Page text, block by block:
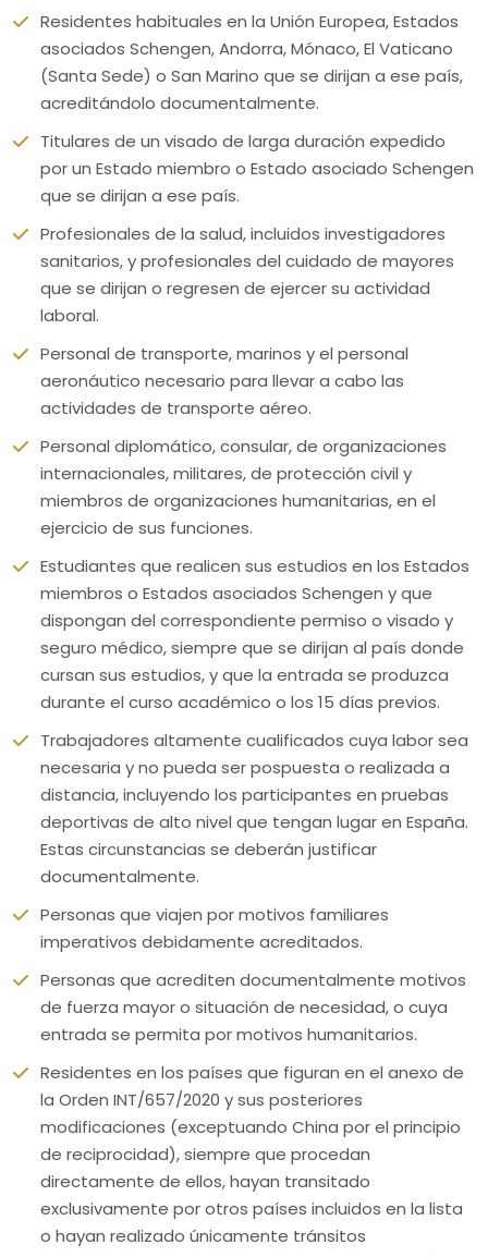
Residentes habituales en la Unión Europea, Estados
asociados Schengen, Andorra, Mónaco, El Vaticano
(Santa Sede) o San Marino que se dirijan a ese país,
acreditándolo documentalmente.
Titulares de un visado de larga duración expedido
por un Estado miembro o Estado asociado Schengen
que se dirijan a ese país.
Profesionales de la salud, incluidos investigadores
sanitarios, y profesionales del cuidado de mayores
que se dirijan o regresen de ejercer su actividad
laboral.
Personal de transporte, marinos y el personal
aeronáutico necesario para llevar a cabo las
actividades de transporte aéreo.
Personal diplomático, consular, de organizaciones
internacionales, militares, de protección civil y
miembros de organizaciones humanitarias, en el
ejercicio de sus funciones.
Estudiantes que realicen sus estudios en los Estados
miembros o Estados asociados Schengen y que
dispongan del correspondiente permiso o visado y
seguro médico, siempre que se dirijan al país donde
cursan sus estudios, y que la entrada se produzca
durante el curso académico o los 15 días previos.
Trabajadores altamente cualificados cuya labor sea
necesaria y no pueda ser pospuesta o realizada a
distancia, incluyendo los participantes en pruebas
deportivas de alto nivel que tengan lugar en España.
Estas circunstancias se deberán justificar
documentalmente.
Personas que viajen por motivos familiares
imperativos debidamente acreditados.
Personas que acrediten documentalmente motivos
de fuerza mayor o situación de necesidad, o cuya
entrada se permita por motivos humanitarios.
Residentes en los países que figuran en el anexo de
la Orden INT/657/2020 y sus posteriores
modificaciones (exceptuando China por el principio
de reciprocidad), siempre que procedan
directamente de ellos, hayan transitado
exclusivamente por otros países incluidos en la lista
o hayan realizado únicamente tránsitos